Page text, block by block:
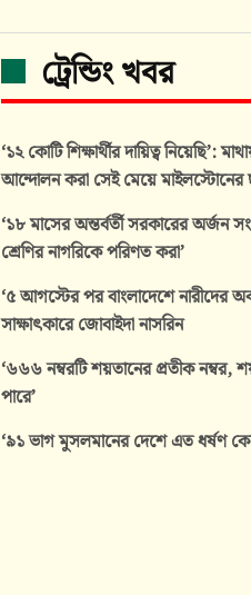
ট্রেন্ডিং খবর
‘১২ কোটি শিক্ষার্থীর দায়িত্ব নিয়েছি’:
আন্দোলন করা সেই মেয়ে মাইলস্টোনের
‘১৮ মাসের অন্তর্বর্তী সরকারের অর্জন
শ্রেণির নাগরিকে পরিণত করা’
‘৫ আগস্টের পর বাংলাদেশে নারীদের
সাক্ষাৎকারে জোবাইদা নাসরিন
‘৬৬৬ নম্বরটি শয়তানের প্রতীক নম্বর,
পারে’
‘৯১ ভাগ মুসলমানের দেশে এত ধর্ষণ